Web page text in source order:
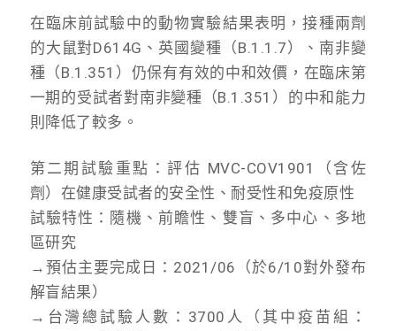
在臨床前試驗中的動物實驗結果表明，接種兩劑
的大鼠對D614G、英國變種（B.1.1.7）、南非變
種（B.1.351）仍保有有效的中和效價，在臨床第
一期的受試者對南非變種（B.1.351）的中和能力
則降低了較多。
第二期試驗重點：評估 MVC-COV1901（含佐
劑）在健康受試者的安全性、耐受性和免疫原性
試驗特性：隨機、前瞻性、雙盲、多中心、多地
區研究
→預估主要完成日：2021/06（於6/10對外發布
解盲結果）
→台灣總試驗人數：3700人（其中疫苗組：